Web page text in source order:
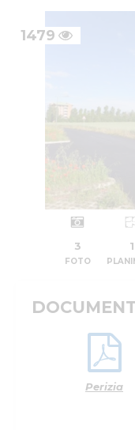
1479
3
FOTO
1
Perizia